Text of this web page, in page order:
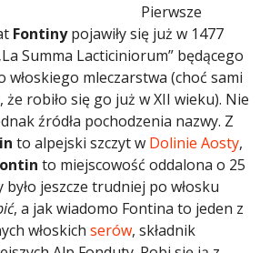
Pierwsze
Fontinypojawiły się już w 1477
Summa Lacticiniorum” będącego
włoskiego mleczarstwa (choć sami
robiło się go już w XII wieku). Nie
źródła pochodzenia nazwy. Z
to alpejski szczyt w Dolinie Aosty,
to miejscowość oddalona o 25
było jeszcze trudniej po włosku
, a jak wiadomo Fontina to jeden z
włoskich serów, składnik